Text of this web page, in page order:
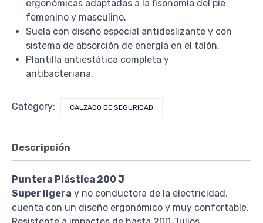
ergonómicas adaptadas a la fisonomía del pie
femenino y masculino.
Suela con diseño especial antideslizante y con
sistema de absorción de energía en el talón.
Plantilla antiestática completa y
antibacteriana.
Category: CALZADO DE SEGURIDAD
Descripción
Puntera Plástica 200 J
Super ligera y no conductora de la electricidad,
cuenta con un diseño ergonómico y muy confortable.